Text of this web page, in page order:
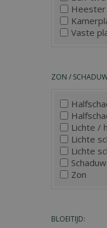
Heester
Vaste
ZON /
Lichte /
Lichte
Lichte
Schaduw
Zon
BLOEITIJD: